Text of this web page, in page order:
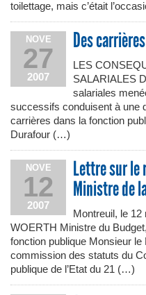
toilettage, mais c’était
NOVE
27
2007
Des
LES
SALARIALES
salariales
successifs conduisent à une
carrières dans la fonction
Durafour (…)
NOVE
12
2007
Lettre sur le
Ministre de
Montreuil, le
WOERTH Ministre du
fonction publique Monsieur
commission des statuts du
publique de l’Etat du 21 (…)